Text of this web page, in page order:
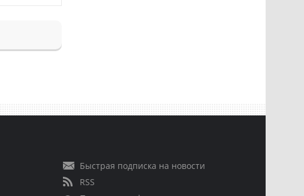
Быстрая подписка на новости
RSS